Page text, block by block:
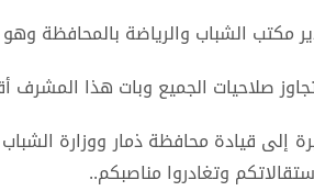
مكتب الشباب والرياضة بالمحافظة
تجاوز صلاحيات الجميع وبات هذا
إلى قيادة محافظة ذمار ووزارة
وتغادروا مناصبكم..